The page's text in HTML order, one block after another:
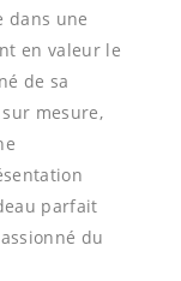
dans une
en valeur le
de sa
mesure,
parfait
du